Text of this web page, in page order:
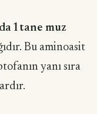
1 tane muz
Bu aminoasit
yanı sıra